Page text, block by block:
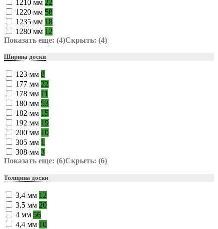
1210 мм 22
1220 мм 58
1235 мм 18
1280 мм 12
Показать еще: (4)Скрыть: (4)
Ширина доски
123 мм 8
177 мм 22
178 мм 11
180 мм 53
182 мм 15
192 мм 19
200 мм 10
305 мм 1
308 мм 3
Показать еще: (6)Скрыть: (6)
Толщина доски
3,4 мм 12
3,5 мм 20
4 мм 56
4,4 мм 10